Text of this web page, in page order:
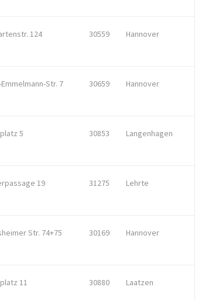
124 30559 Hannover
Str. 7 30659 Hannover
5 30853 Langenhagen
19 31275 Lehrte
Str. 74+75 30169 Hannover
11 30880 Laatzen